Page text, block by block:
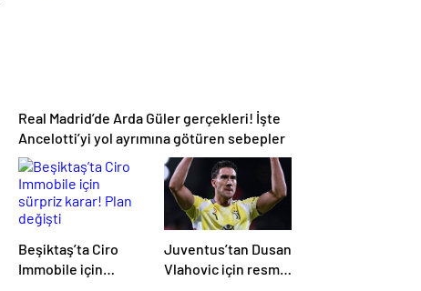
Real Madrid’de Arda Güler gerçekleri! İşte
Ancelotti’yi yol ayrımına götüren sebepler
Beşiktaş’ta Ciro
Immobile için
Juventus’tan Dusan
Vlahovic için resmi